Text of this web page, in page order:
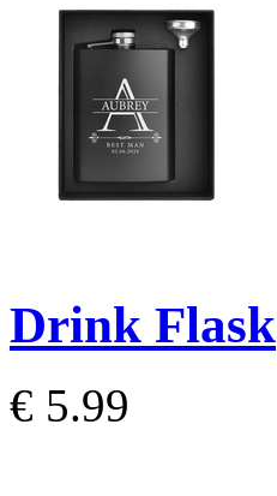
Drink Flask
€ 5.99